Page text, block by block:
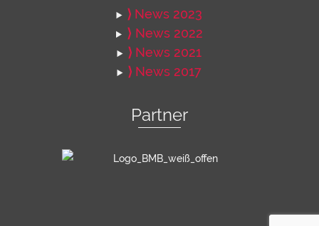
⟩ News 2023
⟩ News 2022
⟩ News 2021
⟩ News 2017
Partner